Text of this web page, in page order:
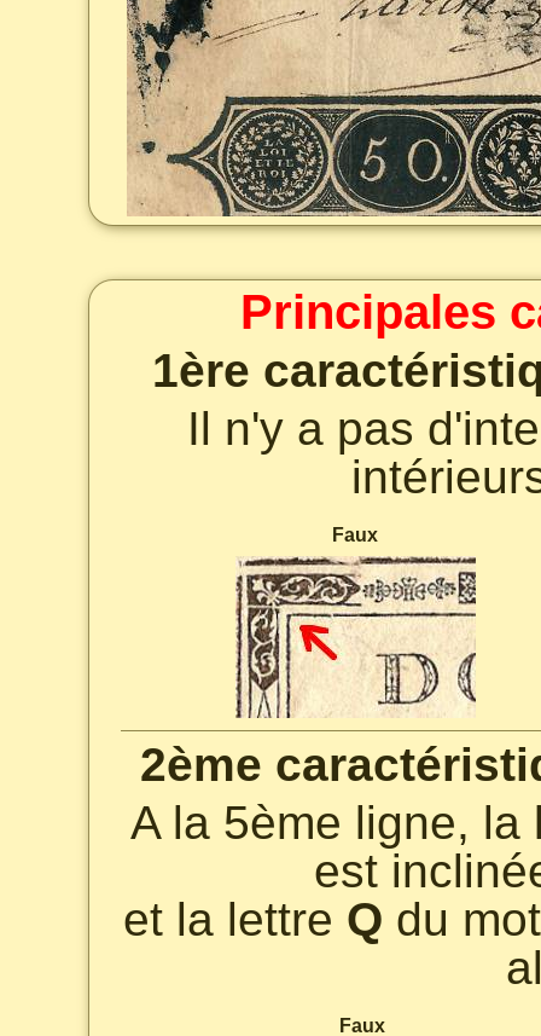
Principales
1ère
Il n'y a pas
Faux
2ème
A la 5ème ligne,
est
et la lettre Q du
Faux